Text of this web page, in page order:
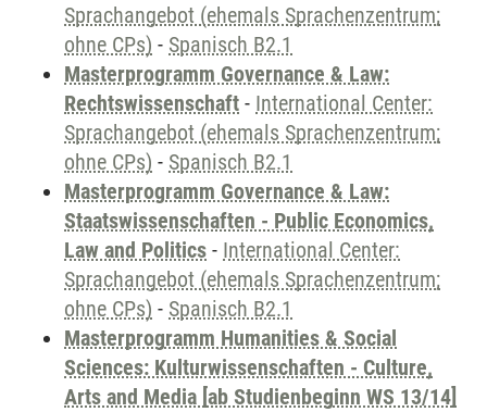
Sprachangebot (ehemals Sprachenzentrum;
ohne CPs) - Spanisch B2.1
Masterprogramm Governance & Law:
Rechtswissenschaft - International Center:
Sprachangebot (ehemals Sprachenzentrum;
ohne CPs) - Spanisch B2.1
Masterprogramm Governance & Law:
Staatswissenschaften - Public Economics,
Law and Politics - International Center:
Sprachangebot (ehemals Sprachenzentrum;
ohne CPs) - Spanisch B2.1
Masterprogramm Humanities & Social
Sciences: Kulturwissenschaften - Culture,
Arts and Media [ab Studienbeginn WS 13/14]